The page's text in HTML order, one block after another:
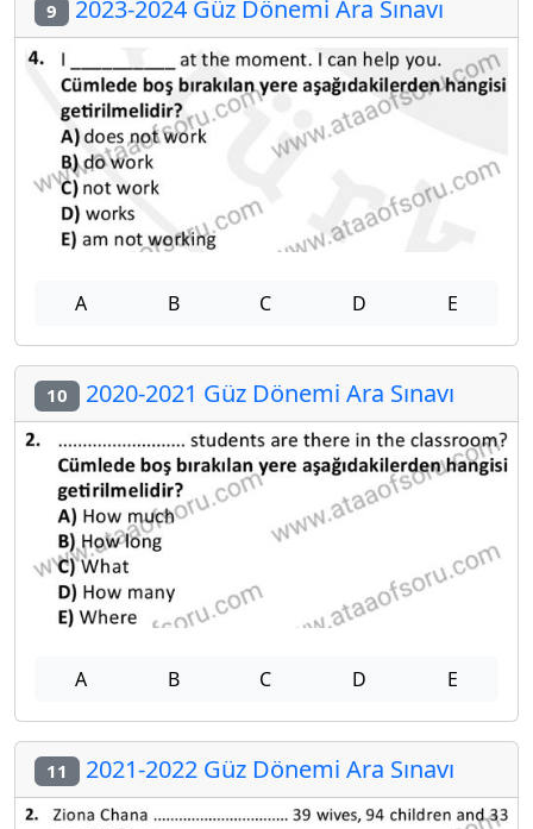
9 2023-2024 Güz Dönemi Ara Sınavı
A B C D E
10 2020-2021 Güz Dönemi Ara Sınavı
A B C D E
11 2021-2022 Güz Dönemi Ara Sınavı